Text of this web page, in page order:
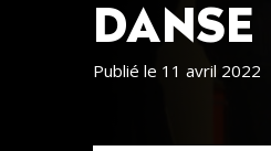
DANSE
Publié le 11 avril 2022